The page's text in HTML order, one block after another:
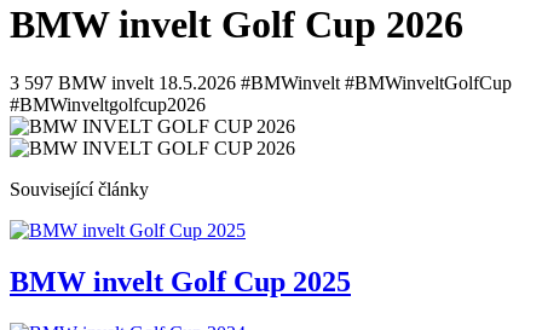
BMW invelt Golf Cup 2026
3 597 BMW invelt 18.5.2026 #BMWinvelt #BMWinveltGolfCup
#BMWinveltgolfcup2026
Související články
BMW invelt Golf Cup 2025